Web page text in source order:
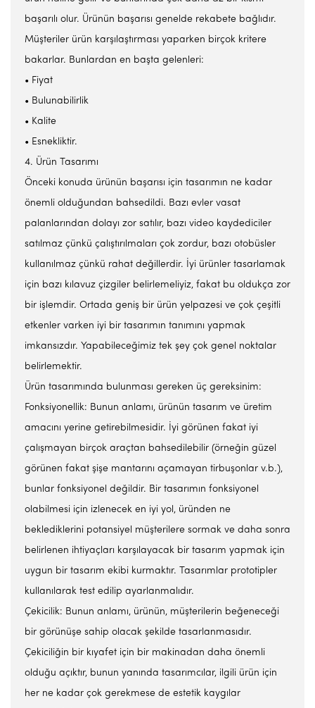
başarılı olur. Ürünün başarısı genelde rekabete bağlıdır.
Müşteriler ürün karşılaştırması yaparken birçok kritere
bakarlar. Bunlardan en başta gelenleri:
• Fiyat
• Bulunabilirlik
• Kalite
• Esnekliktir.
4. Ürün Tasarımı
Önceki konuda ürünün başarısı için tasarımın ne kadar
önemli olduğundan bahsedildi. Bazı evler vasat
palanlarından dolayı zor satılır, bazı video kaydediciler
satılmaz çünkü çalıştırılmaları çok zordur, bazı otobüsler
kullanılmaz çünkü rahat değillerdir. İyi ürünler tasarlamak
için bazı kılavuz çizgiler belirlemeliyiz, fakat bu oldukça zor
bir işlemdir. Ortada geniş bir ürün yelpazesi ve çok çeşitli
etkenler varken iyi bir tasarımın tanımını yapmak
imkansızdır. Yapabileceğimiz tek şey çok genel noktalar
belirlemektir.
Ürün tasarımında bulunması gereken üç gereksinim:
Fonksiyonellik: Bunun anlamı, ürünün tasarım ve üretim
amacını yerine getirebilmesidir. İyi görünen fakat iyi
çalışmayan birçok araçtan bahsedilebilir (örneğin güzel
görünen fakat şişe mantarını açamayan tirbuşonlar v.b.),
bunlar fonksiyonel değildir. Bir tasarımın fonksiyonel
olabilmesi için izlenecek en iyi yol, üründen ne
beklediklerini potansiyel müşterilere sormak ve daha sonra
belirlenen ihtiyaçları karşılayacak bir tasarım yapmak için
uygun bir tasarım ekibi kurmaktır. Tasarımlar prototipler
kullanılarak test edilip ayarlanmalıdır.
Çekicilik: Bunun anlamı, ürünün, müşterilerin beğeneceği
bir görünüşe sahip olacak şekilde tasarlanmasıdır.
Çekiciliğin bir kıyafet için bir makinadan daha önemli
olduğu açıktır, bunun yanında tasarımcılar, ilgili ürün için
her ne kadar çok gerekmese de estetik kaygılar